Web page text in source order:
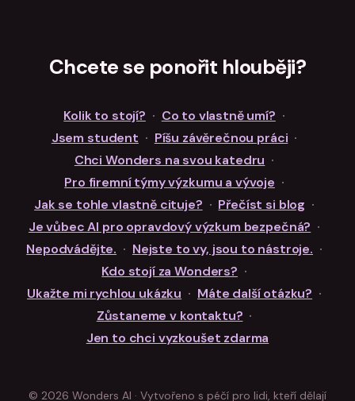
Chcete se ponořit hlouběji?
Kolik to stojí? · Co to vlastně umí? ·
Jsem student · Píšu závěrečnou práci ·
Chci Wonders na svou katedru ·
Pro firemní týmy výzkumu a vývoje ·
Jak se tohle vlastně cituje? · Přečíst si blog ·
Je vůbec AI pro opravdový výzkum bezpečná? ·
Nepodvádějte. · Nejste to vy, jsou to nástroje. ·
Kdo stojí za Wonders? ·
Ukažte mi rychlou ukázku · Máte další otázku? ·
Zůstaneme v kontaktu? ·
Jen to chci vyzkoušet zdarma
© 2026 Wonders AI · Vytvořeno s péčí pro lidi, kteří dělají